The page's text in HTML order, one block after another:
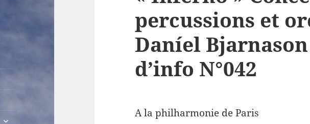
ouvrir
percussions et
Daníel
d’info N°042
A la philharmonie de Paris